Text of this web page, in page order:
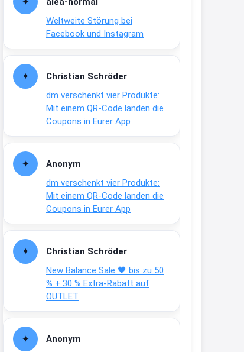
Weltweite Störung bei
Facebook und Instagram
Christian Schröder
dm verschenkt vier Produkte:
Mit einem QR-Code landen die
Coupons in Eurer App
Anonym
dm verschenkt vier Produkte:
Mit einem QR-Code landen die
Coupons in Eurer App
Christian Schröder
New Balance Sale 🖤 bis zu 50
% + 30 % Extra-Rabatt auf
OUTLET
Anonym
↩
www.meineapotheke.de/
2:19
↩
Joachim
www.linda.de/vorteile/coupons/...
2:21
↩
Gratis Hitzewarn-Aufkleber /
verfärbt sich ab 28 Grad /siehe
Text weiter unten
shop.bioeg.de/aufkleber-
achtun...
↩